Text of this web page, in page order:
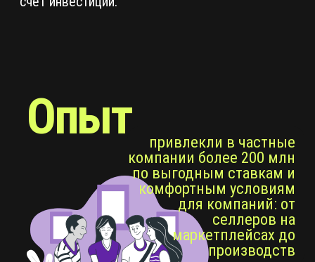
инвестор диктует не выгодные
условия и требует залог за
малое вложение
навык